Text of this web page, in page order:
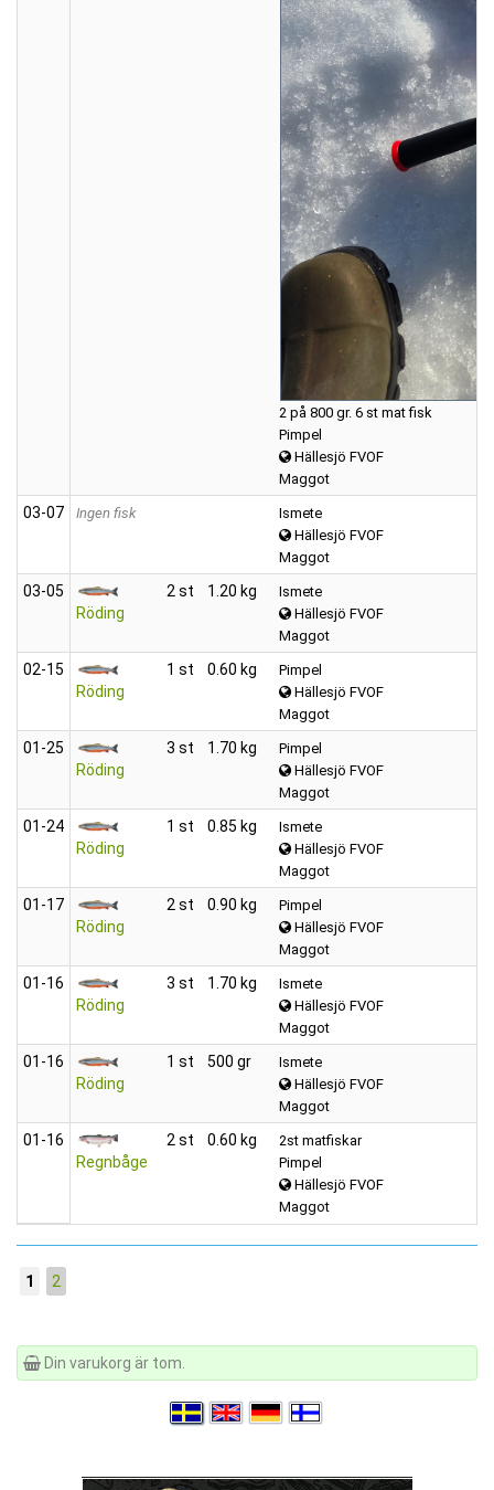
2 på 800 gr. 6 st mat fisk
Pimpel
Hällesjö FVOF
Maggot
03‑07 Ingen fisk
Ismete
Hällesjö FVOF
Maggot
03‑05
Röding
2 st 1.20 kg
Ismete
Hällesjö FVOF
Maggot
02‑15
Röding
1 st 0.60 kg
Pimpel
Hällesjö FVOF
Maggot
01‑25
Röding
3 st 1.70 kg
Pimpel
Hällesjö FVOF
Maggot
01‑24
Röding
1 st 0.85 kg
Ismete
Hällesjö FVOF
Maggot
01‑17
Röding
2 st 0.90 kg
Pimpel
Hällesjö FVOF
Maggot
01‑16
Röding
3 st 1.70 kg
Ismete
Hällesjö FVOF
Maggot
01‑16
Röding
1 st 500 gr
Ismete
Hällesjö FVOF
Maggot
01‑16
Regnbåge
2 st 0.60 kg
2st matfiskar
Pimpel
Hällesjö FVOF
Maggot
1 2
Din varukorg är tom.